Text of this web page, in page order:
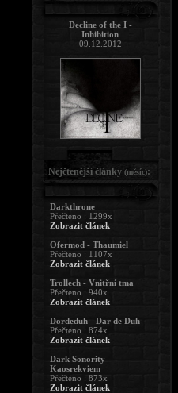
Decline of the I -
Inhibition
09.12.2012
Nejčtenější články (měsíc):
Darkthrone
Přečteno : 1299x
Zobrazit článek
Ofermod - Thaumiel
Přečteno : 1107x
Zobrazit článek
Trollech - Vnitřní tma
Přečteno : 940x
Zobrazit článek
Dordeduh - Dar de Duh
Přečteno : 874x
Zobrazit článek
Dark Sonority -
Kaosrekviem
Přečteno : 873x
Zobrazit článek